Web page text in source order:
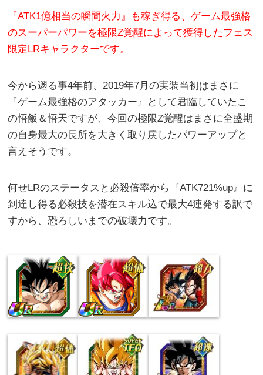
『ATK1億相当の瞬間火力』も稼ぎ得る、ゲーム最強格
のスーパーパワーを極限Z覚醒によって獲得したフェス
限定LRキャラクターです。
今から遡る事4年前、2019年7月の実装当初はまさに
『ゲーム最強格のアタッカー』として君臨していたこ
の悟飯＆悟天ですが、今回の極限Z覚醒はまさに全盛期
の自身最大の長所を大きく取り戻したパワーアップと
言えそうです。
何せLRのステータスと必殺倍率から『ATK721%up』に
到達し得る必殺技を潜在スキル込で最大4連発する訳で
すから、恐ろしいまでの破壊力です。